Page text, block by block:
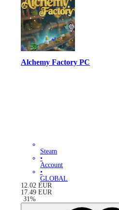
Alchemy Factory PC
Steam
•
Account
•
GLOBAL
12.02 EUR
17.49 EUR
-31%